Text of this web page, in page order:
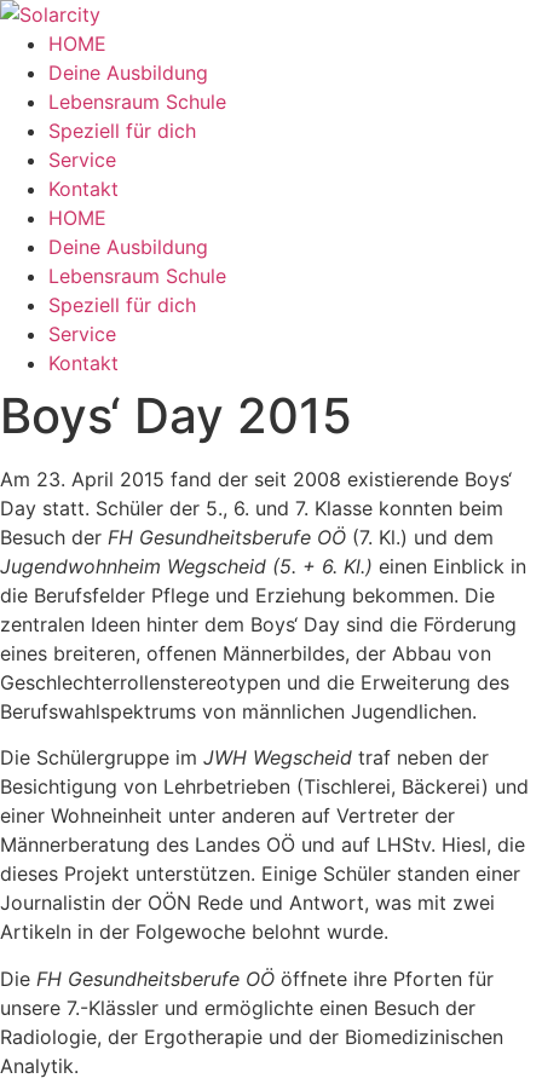
Zum
Inhalt
wechseln
HOME
Deine Ausbildung
Lebensraum Schule
Speziell für dich
Service
Kontakt
Menü HOME
Deine Ausbildung
Lebensraum Schule
Speziell für dich
Service
Kontakt
Boys‘ Day 2015
Am 23. April 2015 fand der seit 2008 existierende Boys‘
Day statt. Schüler der 5., 6. und 7. Klasse konnten beim
Besuch der FH Gesundheitsberufe OÖ (7. Kl.) und dem
Jugendwohnheim Wegscheid (5. + 6. Kl.) einen Einblick in
die Berufsfelder Pflege und Erziehung bekommen. Die
zentralen Ideen hinter dem Boys‘ Day sind die Förderung
eines breiteren, offenen Männerbildes, der Abbau von
Geschlechterrollenstereotypen und die Erweiterung des
Berufswahlspektrums von männlichen Jugendlichen.
Die Schülergruppe im JWH Wegscheid traf neben der
Besichtigung von Lehrbetrieben (Tischlerei, Bäckerei) und
einer Wohneinheit unter anderen auf Vertreter der
Männerberatung des Landes OÖ und auf LHStv. Hiesl, die
dieses Projekt unterstützen. Einige Schüler standen einer
Journalistin der OÖN Rede und Antwort, was mit zwei
Artikeln in der Folgewoche belohnt wurde.
Die FH Gesundheitsberufe OÖ öffnete ihre Pforten für
unsere 7.-Klässler und ermöglichte einen Besuch der
Radiologie, der Ergotherapie und der Biomedizinischen
Analytik.